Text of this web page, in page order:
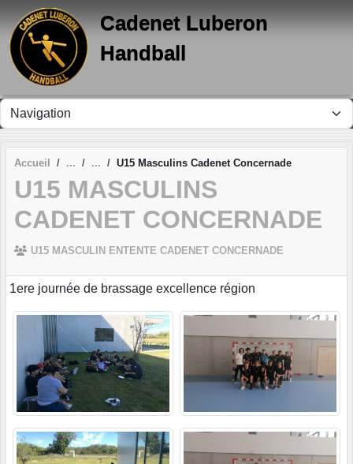
Cadenet Luberon
Handball
Accueil U15 Masculins Cadenet Concernade
U15 MASCULINS
CADENET CONCERNADE
U15 MASCULIN ENTENTE CADENET CONCERNADE
1ere journée de brassage excellence région
Panneau de gestion des cookies